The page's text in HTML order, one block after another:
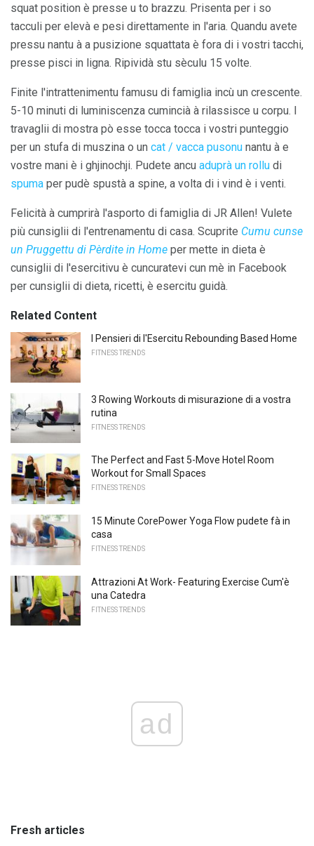
squat position è presse u to brazzu. Prisenta per i so
tacculi per elevà e pesi direttamente in l'aria. Quandu avete
pressu nantu à a pusizione squattata è fora di i vostri tacchi,
presse pisci in ligna. Ripividà stu sèculu 15 volte.
Finite l'intrattenimentu famusu di famiglia incù un crescente.
5-10 minuti di luminiscenza cumincià à rilassisce u corpu. I
travaglii di mostra pò esse tocca tocca i vostri punteggio
per un stufa di muszina o un cat / vacca pusonu nantu à e
vostre mani è i ghjinochji. Pudete ancu aduprà un rollu di
spuma per pudè spustà a spine, a volta di i vind è i venti.
Felicità à cumprirà l'asporto di famiglia di JR Allen! Vulete
più cunsiglii di l'entrenamentu di casa. Scuprite Cumu cunse
un Pruggettu di Pèrdite in Home per mette in dieta è
cunsiglii di l'esercitivu è cuncuratevi cun mè in Facebook
per cunsiglii di dieta, ricetti, è esercitu guidà.
Related Content
I Pensieri di l'Esercitu Rebounding Based Home
FITNESS TRENDS
3 Rowing Workouts di misurazione di a vostra
rutina
FITNESS TRENDS
The Perfect and Fast 5-Move Hotel Room
Workout for Small Spaces
FITNESS TRENDS
15 Minute CorePower Yoga Flow pudete fà in
casa
FITNESS TRENDS
Attrazioni At Work- Featuring Exercise Cum'è
una Catedra
FITNESS TRENDS
ad
Fresh articles